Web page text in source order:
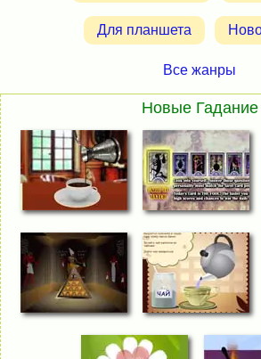
Для планшета
Все жанры
Новые Гадание